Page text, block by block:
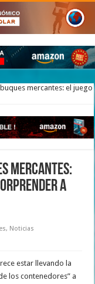
mercantes: el juego
mercantes:
a
, Noticias
estar llevando la
los contenedores” a